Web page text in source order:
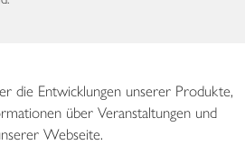
die Entwicklungen unserer Produkte,
über Veranstaltungen und
Webseite.